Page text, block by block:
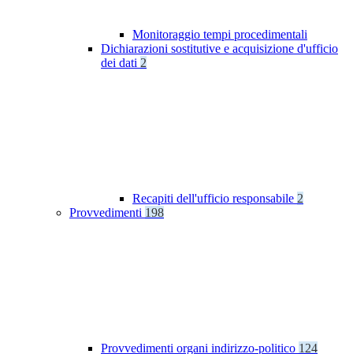
Monitoraggio tempi procedimentali
Dichiarazioni sostitutive e acquisizione d'ufficio
dei dati 2
Recapiti dell'ufficio responsabile 2
Provvedimenti 198
Provvedimenti organi indirizzo-politico 124